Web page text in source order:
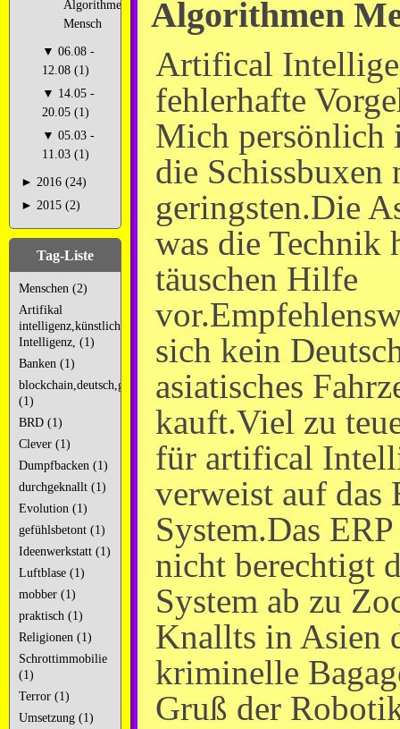
Algorithmen
Mensch
▼ 06.08 -
12.08 (1)
▼ 14.05 -
20.05 (1)
▼ 05.03 -
11.03 (1)
► 2016 (24)
► 2015 (2)
Tag-Liste
Menschen (2)
Artifikal
intelligenz,künstliche
Intelligenz, (1)
Banken (1)
blockchain,deutsch,googlekacke,googleschrott,
(1)
BRD (1)
Clever (1)
Dumpfbacken (1)
durchgeknallt (1)
Evolution (1)
gefühlsbetont (1)
Ideenwerkstatt (1)
Luftblase (1)
mobber (1)
praktisch (1)
Religionen (1)
Schrottimmobilie
(1)
Terror (1)
Umsetzung (1)
Algorithmen
Artifical
fehlerhafte
Mich persönlich
die Schissbuxen
geringsten.Die
was die Technik
täuschen Hilfe
sich kein
asiatisches
kauft.Viel zu
für artifical
verweist auf das
System.Das
nicht berechtigt
System ab zu
Knallts in Asien
kriminelle
Gruß der